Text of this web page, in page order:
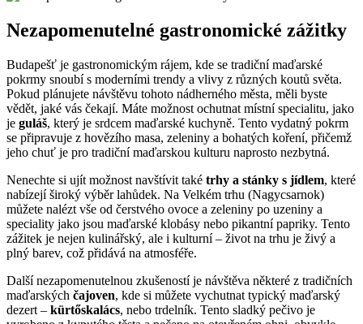
Nezapomenutelné gastronomické zážitky
Budapešť je gastronomickým rájem, kde se tradiční maďarské
pokrmy snoubí s moderními trendy a vlivy z různých koutů světa.
Pokud plánujete návštěvu tohoto nádherného města, měli byste
vědět, jaké vás čekají. Máte možnost ochutnat místní specialitu, jako
je guláš, který je srdcem maďarské kuchyně. Tento vydatný pokrm
se připravuje z hovězího masa, zeleniny a bohatých koření, přičemž
jeho chuť je pro tradiční maďarskou kulturu naprosto nezbytná.
Nenechte si ujít možnost navštívit také trhy a stánky s jídlem, které
nabízejí široký výběr lahůdek. Na Velkém trhu (Nagycsarnok)
můžete nalézt vše od čerstvého ovoce a zeleniny po uzeniny a
speciality jako jsou maďarské klobásy nebo pikantní papriky. Tento
zážitek je nejen kulinářský, ale i kulturní – život na trhu je živý a
plný barev, což přidává na atmosféře.
Další nezapomenutelnou zkušeností je návštěva některé z tradičních
maďarských čajoven, kde si můžete vychutnat typický maďarský
dezert – kürtőskalács, nebo trdelník. Tento sladký pečivo je